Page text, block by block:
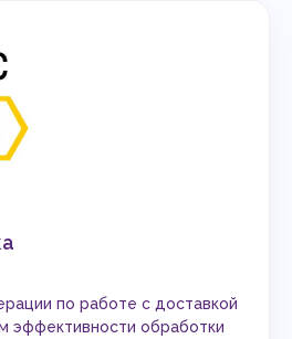
по работе с доставкой
эффективности обработки